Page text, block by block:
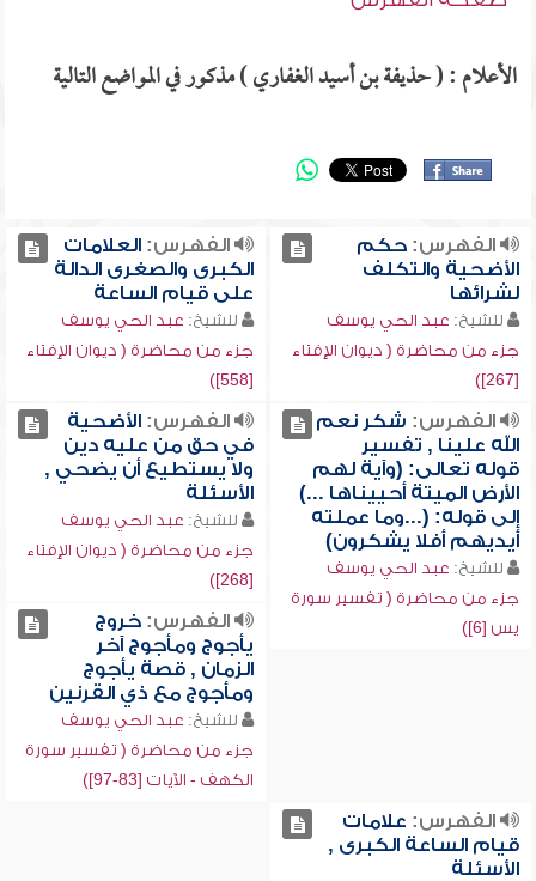
الأعلام : ( حذيفة بن أسيد الغفاري ) مذكور في المواضع التالية
الفهرس:حكم
الأضحية والتكلف
لشرائها
للشيخ: عبد الحي يوسف
جزء من محاضرة ( ديوان الإفتاء
[267])
الفهرس:العلامات
الكبرى والصغرى الدالة
على قيام الساعة
للشيخ: عبد الحي يوسف
جزء من محاضرة ( ديوان الإفتاء
[558])
الفهرس: شكر نعم
الله علينا , تفسير
قوله تعالى: (وآية لهم
الأرض الميتة أحييناها ...)
إلى قوله: (...وما عملته
أيديهم أفلا يشكرون)
للشيخ: عبد الحي يوسف
جزء من محاضرة ( تفسير سورة
يس [6])
الفهرس:الأضحية
في حق من عليه دين
ولا يستطيع أن يضحي ,
الأسئلة
للشيخ: عبد الحي يوسف
جزء من محاضرة ( ديوان الإفتاء
[268])
الفهرس:خروج
يأجوج ومأجوج آخر
الزمان , قصة يأجوج
ومأجوج مع ذي القرنين
للشيخ: عبد الحي يوسف
جزء من محاضرة ( تفسير سورة
الكهف - الآيات [83-97])
الفهرس: علامات
قيام الساعة الكبرى ,
الأسئلة